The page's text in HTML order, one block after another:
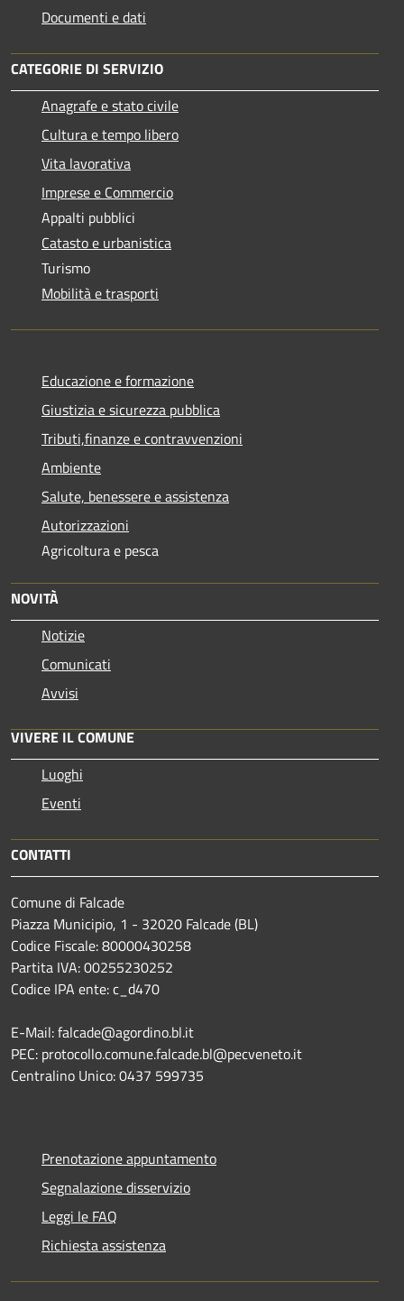
Documenti e dati
CATEGORIE DI SERVIZIO
Anagrafe e stato civile
Cultura e tempo libero
Vita lavorativa
Imprese e Commercio
Appalti pubblici
Catasto e urbanistica
Turismo
Mobilità e trasporti
Educazione e formazione
Giustizia e sicurezza pubblica
Tributi,finanze e contravvenzioni
Ambiente
Salute, benessere e assistenza
Autorizzazioni
Agricoltura e pesca
NOVITÀ
Notizie
Comunicati
Avvisi
VIVERE IL COMUNE
Luoghi
Eventi
CONTATTI
Comune di Falcade
Piazza Municipio, 1 - 32020 Falcade (BL)
Codice Fiscale: 80000430258
Partita IVA: 00255230252
Codice IPA ente: c_d470
E-Mail: falcade@agordino.bl.it
PEC: protocollo.comune.falcade.bl@pecveneto.it
Centralino Unico: 0437 599735
Prenotazione appuntamento
Segnalazione disservizio
Leggi le FAQ
Richiesta assistenza